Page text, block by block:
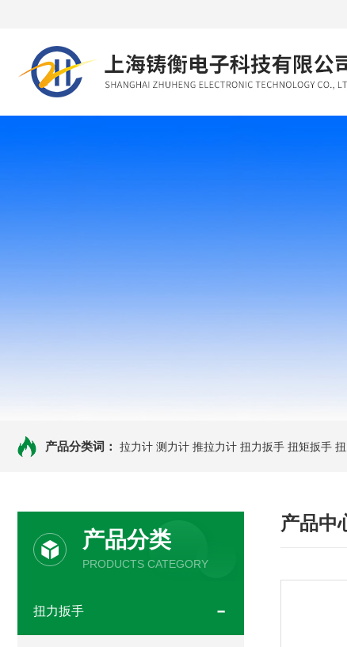
产品分类词： 拉力计 测力计 推拉力计 扭力扳手 扭矩扳手
产品分类
PRODUCTS CATEGORY
扭力扳手
产品中